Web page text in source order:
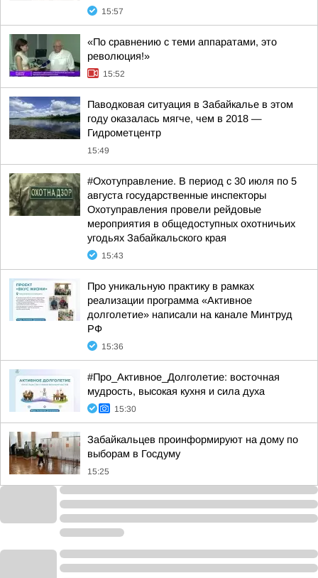
15:57
«По сравнению с теми аппаратами, это
революция!»
15:52
Паводковая ситуация в Забайкалье в этом
году оказалась мягче, чем в 2018 —
Гидрометцентр
15:49
#Охотуправление. В период с 30 июля по 5
августа государственные инспекторы
Охотуправления провели рейдовые
мероприятия в общедоступных охотничьих
угодьях Забайкальского края
15:43
Про уникальную практику в рамках
реализации программа «Активное
долголетие» написали на канале Минтруд
РФ
15:36
#Про_Активное_Долголетие: восточная
мудрость, высокая кухня и сила духа
15:30
Забайкальцев проинформируют на дому по
выборам в Госдуму
15:25